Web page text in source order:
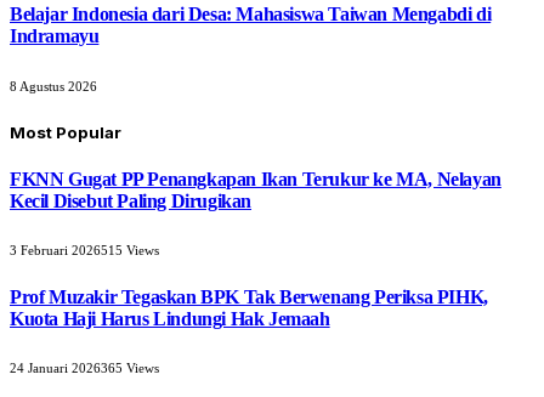
Belajar Indonesia dari Desa: Mahasiswa Taiwan Mengabdi di
Indramayu
8 Agustus 2026
Most Popular
FKNN Gugat PP Penangkapan Ikan Terukur ke MA, Nelayan
Kecil Disebut Paling Dirugikan
3 Februari 2026515 Views
Prof Muzakir Tegaskan BPK Tak Berwenang Periksa PIHK,
Kuota Haji Harus Lindungi Hak Jemaah
24 Januari 2026365 Views